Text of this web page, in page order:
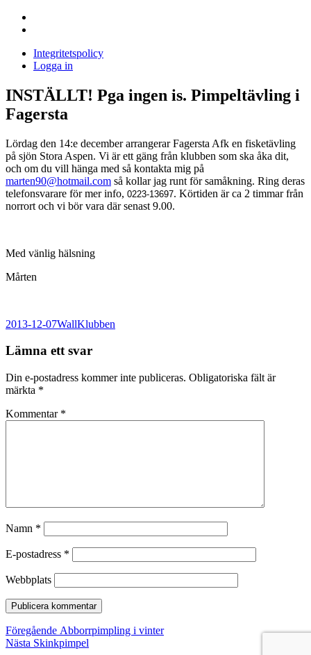
Sandasjön
Integritetspolicy
Logga in
INSTÄLLT! Pga ingen is. Pimpeltävling i
Fagersta
Lördag den 14:e december arrangerar Fagersta Afk en fisketävling
på sjön Stora Aspen. Vi är ett gäng från klubben som ska åka dit,
och om du vill hänga med så kontakta mig på
marten90@hotmail.com så kollar jag runt för samåkning. Ring deras
telefonsvarare för mer info, 0223-13697. Körtiden är ca 2 timmar från
norrort och vi bör vara där senast 9.00.
Med vänlig hälsning
Mårten
Postat
2013-12-07Författare
WallKategorier
Klubben
Lämna ett svar
Din e-postadress kommer inte publiceras. Obligatoriska fält är
märkta *
Kommentar *
Namn *
E-postadress *
Webbplats
Inläggsnavigering
Föregående Föregående
inlägg:
Abborrpimpling i vinter
Nästa Nästa
Skinkpimpel